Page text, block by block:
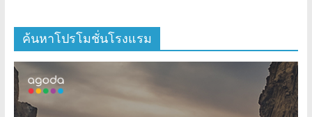
ค้นหาโปรโมชั่นโรงแรม